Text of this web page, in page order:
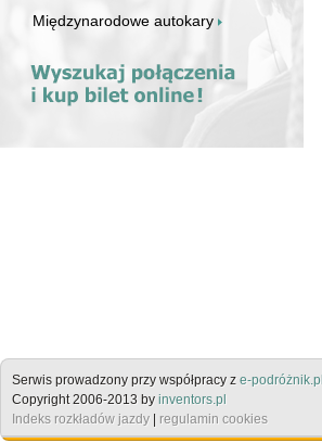
Międzynarodowe autokary
Serwis prowadzony przy współpracy z e-podróżnik.pl
Copyright 2006-2013 by inventors.pl
Indeks rozkładów jazdy
regulamin cookies